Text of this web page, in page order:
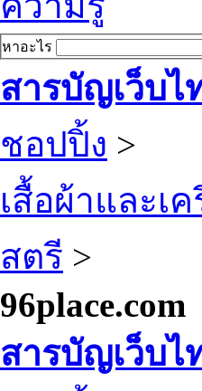
หาอะไร
สารบัญเว็บไ
ชอปปิ้ง >
เสื้อผ้าและเ
สตรี >
96place.com
สารบัญเว็บไ